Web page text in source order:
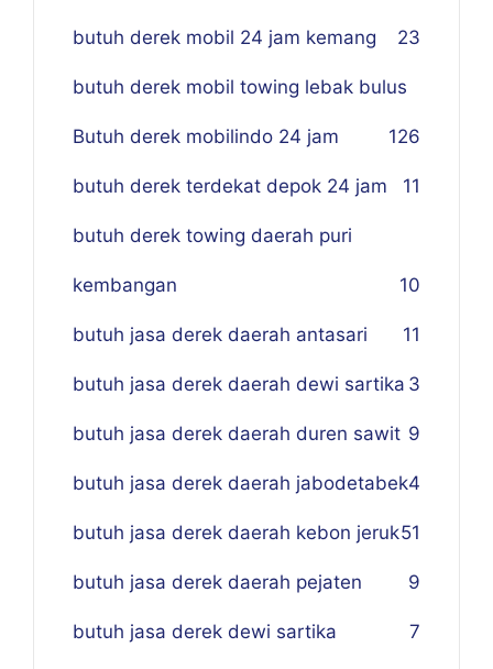
butuh derek mobil 24 jam kemang 23
butuh derek mobil towing lebak bulus
26
Butuh derek mobilindo 24 jam 1
butuh derek terdekat depok 24 jam 11
butuh derek towing daerah puri
kembangan 10
butuh jasa derek daerah antasari 11
butuh jasa derek daerah dewi sartika 3
butuh jasa derek daerah duren sawit 9
butuh jasa derek daerah jabodetabek4
butuh jasa derek daerah kebon jeruk51
butuh jasa derek daerah pejaten 9
butuh jasa derek dewi sartika 7